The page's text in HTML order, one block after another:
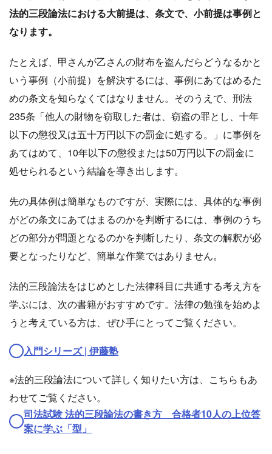
法的三段論法における大前提は、条文で、小前提は事例と
なります。
たとえば、甲さんが乙さんの財布を盗んだらどうなるかと
いう事例（小前提）を解決するには、事例にあてはめるた
めの条文を知らなくてはなりません。そのうえで、刑法
235条「他人の財物を窃取した者は、窃盗の罪とし、十年
以下の懲役又は五十万円以下の罰金に処する。」に事例を
あてはめて、10年以下の懲役または50万円以下の罰金に
処せられるという結論を導き出します。
先の具体例は簡単なものですが、実際には、具体的な事例
がどの条文にあてはまるのかを判断するには、事例のうち
どの部分が問題となるのかを判断したり、条文の解釈が必
要となったりなど、簡単な作業ではありません。
法的三段論法をはじめとした法律科目に共通する考え方を
学ぶには、次の書籍がおすすめです。法律の勉強を始めよ
うと考えている方は、ぜひ手にとってご覧ください。
入門シリーズ | 伊藤塾
※法的三段論法について詳しく知りたい方は、こちらもあ
わせてご覧ください。
司法試験 法的三段論法の書き方 合格者10人の上位答
案に学ぶ「型」